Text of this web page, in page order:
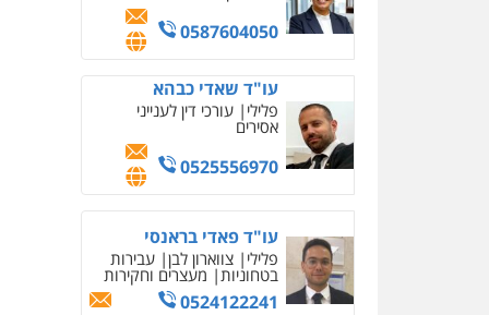
עו"ד איהאב זבידאת
פלילי פשיעה חמורה ארגוני
עבירות המתה
0509930581
עו"ד עמית רוזנצויג
דיני תעבורה
0532700200
עו"ד אור בן שאנן